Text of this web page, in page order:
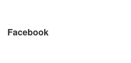
Facebook